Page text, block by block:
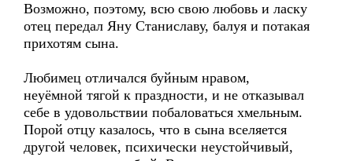
Возможно, поэтому, всю свою любовь и ласку
отец передал Яну Станиславу, балуя и потакая
прихотям сына.
Любимец отличался буйным нравом,
неуёмной тягой к праздности, и не отказывал
себе в удовольствии побаловаться хмельным.
Порой отцу казалось, что в сына вселяется
другой человек, психически неустойчивый,